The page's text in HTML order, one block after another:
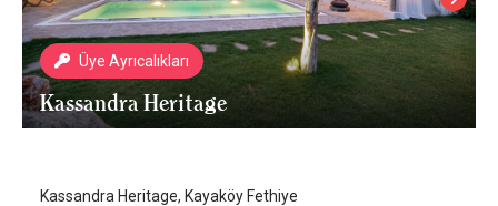
Üye Ayrıcalıkları
Kassandra Heritage
Kassandra Heritage, Kayaköy Fethiye